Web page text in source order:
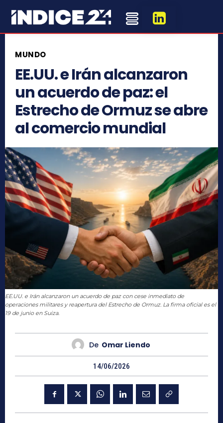
MUNDO
EE.UU. e Irán alcanzaron
un acuerdo de paz: el
Estrecho de Ormuz se abre
al comercio mundial
EE.UU. e Irán alcanzaron un acuerdo de paz con cese inmediato de
operaciones militares y reapertura del Estrecho de Ormuz. La firma oficial es el
19 de junio en Suiza.
De Omar Liendo
14/06/2026